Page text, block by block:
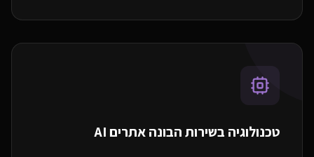
טכנולוגיה בשירות הבונה אתרים AI